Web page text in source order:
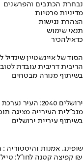
נבחרת הכתבים והפרשנים
מדיניות פרטיות
הצהרת נגישות
תנאי שימוש
כדאילהכיר
הסוד של איינשטיין
הריבית דריבית עובדת
בשיתוף מנורה מבטחים
ירושלים 2040: העיר נערכת ל 1.5 מליון תושבים
מנכ"לית העירייה מציגה
בשיתוף עיריית ירושלים
שופינג, אמנות
קפיצה קטנה לחו"ל: טיילת חדשה, מיצגי אמנות, וכיכרות משופצות בהשקעה של 100 מיליון ₪